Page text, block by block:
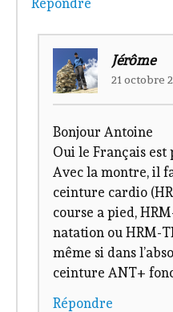
Répondre
Jérôme
21 octobre
Bonjour Antoine
Oui le Français est
Avec la montre, il
ceinture cardio
course a pied,
natation ou HRM-
même si dans
ceinture ANT+
Répondre